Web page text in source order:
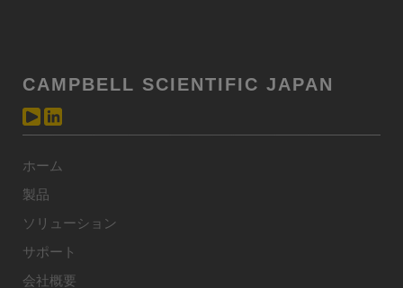
CAMPBELL SCIENTIFIC JAPAN
ホーム
製品
ソリューション
サポート
会社概要